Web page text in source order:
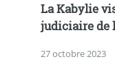
La Kabylie
judiciaire de
27 octobre 2023